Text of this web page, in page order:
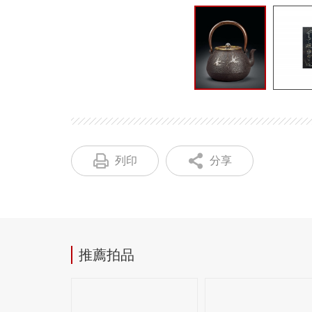
列印 分享
推薦拍品